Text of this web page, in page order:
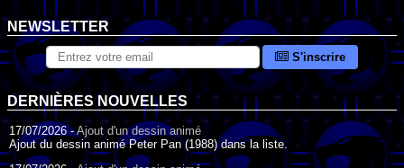
NEWSLETTER
S'inscrire
DERNIÈRES NOUVELLES
17/07/2026 -Ajout d'un dessin animé
Ajout du dessin animé Peter Pan (1988) dans la liste.